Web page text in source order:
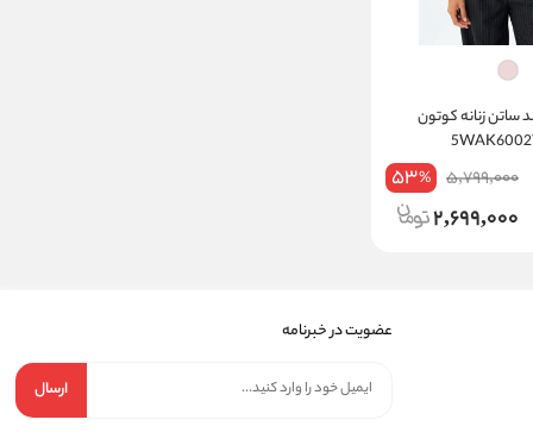
ساتن زنانه کوتون
5,799,000
53%
2,699,000
عضویت در خبرنامه
ارسال